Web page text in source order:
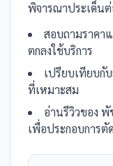
พิจารณาประเด็น
สอบถามราคา
ตกลงใช้บริการ
เปรียบเทียบกับ
ที่เหมาะสม
อ่านรีวิวของ พั
เพื่อประกอบการตั